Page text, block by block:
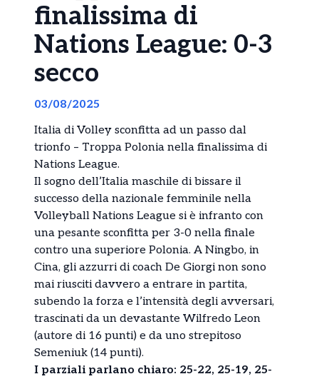
finalissima di
Nations League: 0-3
secco
03/08/2025
Italia di Volley sconfitta ad un passo dal
trionfo – Troppa Polonia nella finalissima di
Nations League.
Il sogno dell’Italia maschile di bissare il
successo della nazionale femminile nella
Volleyball Nations League si è infranto con
una pesante sconfitta per 3-0 nella finale
contro una superiore Polonia. A Ningbo, in
Cina, gli azzurri di coach De Giorgi non sono
mai riusciti davvero a entrare in partita,
subendo la forza e l’intensità degli avversari,
trascinati da un devastante Wilfredo Leon
(autore di 16 punti) e da uno strepitoso
Semeniuk (14 punti).
I parziali parlano chiaro: 25-22, 25-19, 25-